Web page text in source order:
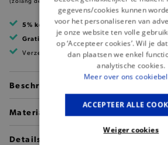
5% kortingmet klantenkaart
Gratis verzending
vanaf 99 EUR
Verzending binnen 1 à 2 werkdagen
Beschrijving
Materiaal
Details
gegevens/cookies kunnen
voor het personaliseren van
je onze website ten volle
op ‘Accepteer cookies’. Wil je
dan plaatsen we enkel
analytische cookies.
Meer over ons
ACCEPTEER ALLE
Weiger cookies